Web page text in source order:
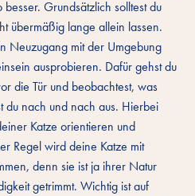
Grundsätzlich solltest du
übermäßig lange allein lassen.
Neuzugang mit der Umgebung
ausprobieren. Dafür gehst du
die Tür und beobachtest, was
du nach und nach aus. Hierbei
Katze orientieren und
Regel wird deine Katze mit
denn sie ist ja ihrer Natur
getrimmt. Wichtig ist auf